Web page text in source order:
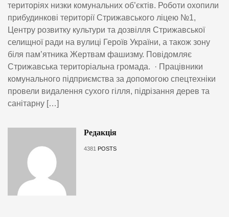
територіях низки комунальних об’єктів. Роботи охопили
прибудинкові території Стрижавського ліцею №1,
Центру розвитку культури та дозвілля Стрижавської
селищної ради на вулиці Героїв України, а також зону
біля пам’ятника Жертвам фашизму. Повідомляє
Стрижавська територіальна громада. · Працівники
комунального підприємства за допомогою спецтехніки
провели видалення сухого гілля, підрізання дерев та
санітарну […]
Редакція
4381 POSTS